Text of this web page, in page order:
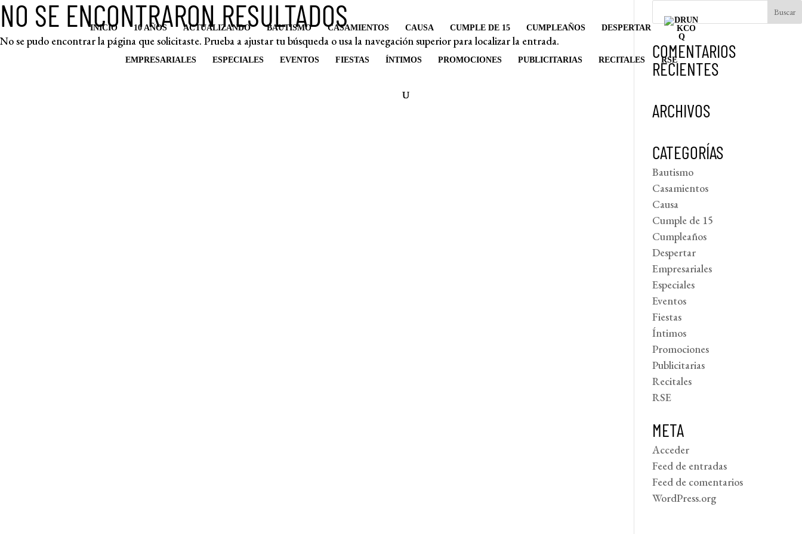
INICIO 10 AÑOS ACTUALIZANDO BAUTISMO CASAMIENTOS CAUSA CUMPLE DE 15 CUMPLEAÑOS DESPERTAR
EMPRESARIALES ESPECIALES EVENTOS FIESTAS ÍNTIMOS PROMOCIONES PUBLICITARIAS RECITALES RSE
NO SE ENCONTRARON RESULTADOS
No se pudo encontrar la página que solicitaste. Prueba a ajustar tu búsqueda o usa la navegación superior para localizar la entrada.
COMENTARIOS
RECIENTES
ARCHIVOS
CATEGORÍAS
Bautismo
Casamientos
Causa
Cumple de 15
Cumpleaños
Despertar
Empresariales
Especiales
Eventos
Fiestas
Íntimos
Promociones
Publicitarias
Recitales
RSE
META
Acceder
Feed de entradas
Feed de comentarios
WordPress.org